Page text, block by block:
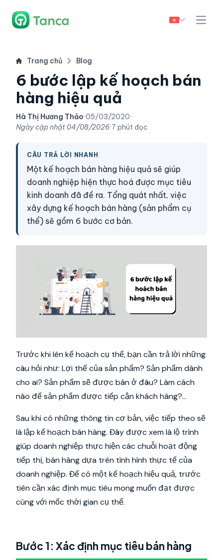
Trang chủ Blog
6 bước lập kế hoạch bán
hàng hiệu quả
Hà Thị Hương Thảo·05/03/2020·
Ngày cập nhật04/08/2026·7 phút đọc
CÂU TRẢ LỜI NHANH
Một kế hoạch bán hàng hiệu quả sẽ giúp
doanh nghiệp hiện thực hoá được mục tiêu
kinh doanh đã đề ra. Tổng quát nhất, việc
xây dựng kế hoạch bán hàng (sản phẩm cụ
thể) sẽ gồm 6 bước cơ bản.
Trước khi lên kế hoạch cụ thể, bạn cần trả lời những
câu hỏi như: Lợi thế của sản phẩm? Sản phẩm dành
cho ai? Sản phẩm sẽ được bán ở đâu? Làm cách
nào để sản phẩm được tiếp cận khách hàng?...
Sau khi có những thông tin cơ bản, việc tiếp theo sẽ
là lập kế hoạch bán hàng. Đây được xem là lộ trình
giúp doanh nghiệp thực hiện các chuỗi hoạt động
tiếp thị, bán hàng dựa trên tình hình thực tế của
doanh nghiệp. Để có một kế hoạch hiệu quả, trước
tiên cần xác định mục tiêu mong muốn đạt được
cùng với mốc thời gian cụ thể.
Bước 1: Xác định mục tiêu bán hàng